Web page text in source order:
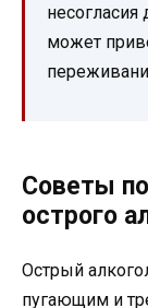
может
Советы
острого
Острый
пугающим и